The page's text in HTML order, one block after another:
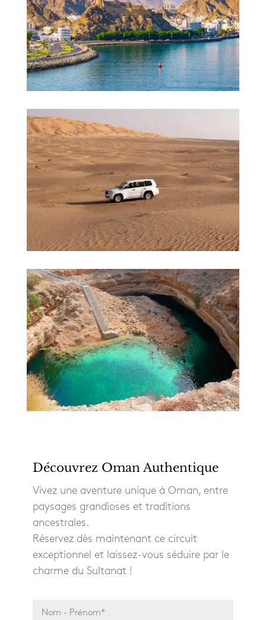
Découvrez Oman Authentique
Vivez une aventure unique à Oman, entre
paysages grandioses et traditions
ancestrales.
Réservez dès maintenant ce circuit
exceptionnel et laissez-vous séduire par le
charme du Sultanat !